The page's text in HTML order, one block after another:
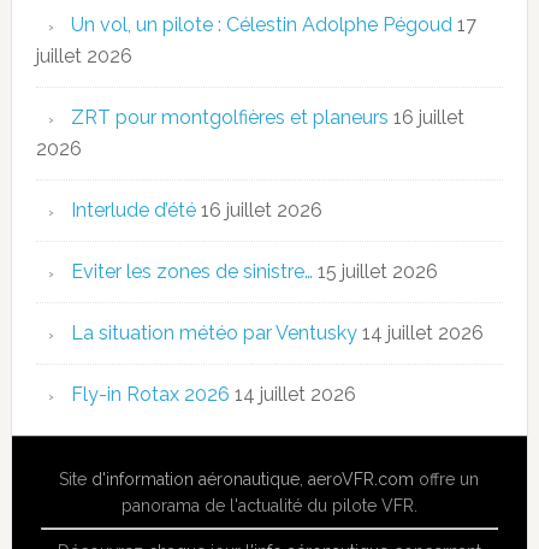
Un vol, un pilote : Célestin Adolphe Pégoud 17
juillet 2026
ZRT pour montgolfières et planeurs 16 juillet
2026
Interlude d’été 16 juillet 2026
Eviter les zones de sinistre… 15 juillet 2026
La situation météo par Ventusky 14 juillet 2026
Fly-in Rotax 2026 14 juillet 2026
Site d'information aéronautique ,aeroVFR.com offre un
panorama de l'actualité du pilote VFR.